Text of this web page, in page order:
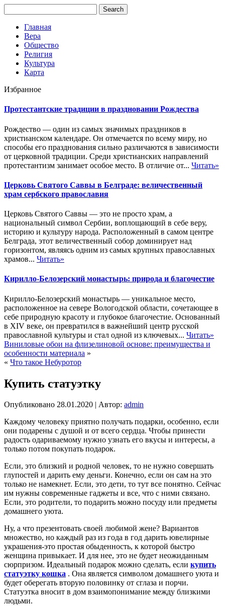
Главная
Вера
Общество
Религия
Культура
Карта
Избранное
Протестантские традиции в праздновании Рождества
Рождество — один из самых значимых праздников в
христианском календаре. Он отмечается по всему миру, но
способы его празднования сильно различаются в зависимости
от церковной традиции. Среди христианских направлений
протестантизм занимает особое место. В отличие от... Читать»
Церковь Святого Саввы в Белграде: величественный
храм сербского православия
Церковь Святого Саввы — это не просто храм, а
национальный символ Сербии, воплощающий в себе веру,
историю и культуру народа. Расположенный в самом центре
Белграда, этот величественный собор доминирует над
горизонтом, являясь одним из самых крупных православных
храмов... Читать»
Кирилло-Белозерский монастырь: природа и благочестие
Кирилло-Белозерский монастырь — уникальное место,
расположенное на севере Вологодской области, сочетающее в
себе природную красоту и глубокое благочестие. Основанный
в XIV веке, он превратился в важнейший центр русской
православной культуры и стал одной из ключевых... Читать»
Виниловые обои на флизелиновой основе: преимущества и
особенности материала »
« Что такое Небуротор
Купить статуэтку
Опубликовано 28.01.2020 | Автор: admin
Каждому человеку приятно получать подарки, особенно, если
они подарены с душой и от всего сердца. Чтобы принести
радость одариваемому нужно узнать его вкусы и интересы, а
только потом покупать подарок.
Если, это близкий и родной человек, то не нужно совершать
глупостей и дарить ему деньги. Конечно, если он сам на это
только не намекнет. Если, это дети, то тут все понятно. Сейчас
им нужны современные гаджеты и все, что с ними связано.
Если, это родители, то подарить можно посуду или предметы
домашнего уюта.
Ну, а что презентовать своей любимой жене? Вариантов
множество, но каждый раз из года в год дарить ювелирные
украшения-это простая обыденность, к которой быстро
женщина привыкает. И для нее, это не будет неожиданным
сюрпризом. Идеальный подарок можно сделать, если купить
статуэтку кошка . Она является символом домашнего уюта и
будет оберегать вторую половинку от сглаза и порчи.
Статуэтка вносит в дом взаимопонимание между близкими
людьми.